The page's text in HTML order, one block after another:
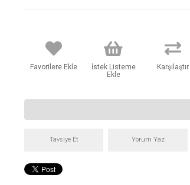
Favorilere Ekle
İstek Listeme
Ekle
Karşılaştır
Tavsiye Et Yorum Yaz